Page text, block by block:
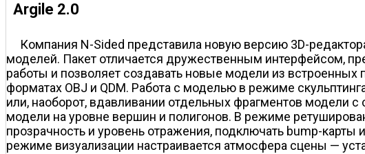
Argile 2.0
Компания N-Sided представила новую версию 3D-
моделей. Пакет отличается дружественным интерфейсом,
работы и позволяет создавать новые модели из
форматах OBJ и QDM. Работа с моделью в режиме
или, наоборот, вдавливании отдельных фрагментов модели
модели на уровне вершин и полигонов. В режиме
прозрачность и уровень отражения, подключать bump-
режиме визуализации настраивается атмосфера сцены —